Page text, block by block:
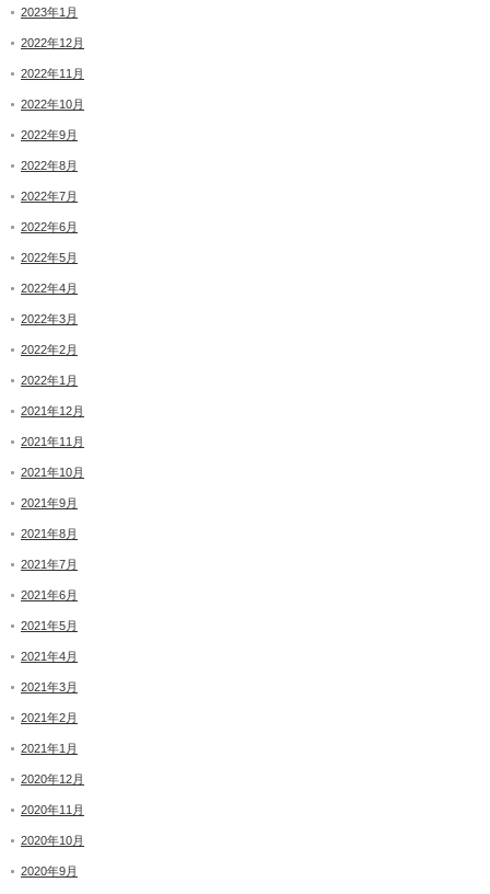
2023年1月
2022年12月
2022年11月
2022年10月
2022年9月
2022年8月
2022年7月
2022年6月
2022年5月
2022年4月
2022年3月
2022年2月
2022年1月
2021年12月
2021年11月
2021年10月
2021年9月
2021年8月
2021年7月
2021年6月
2021年5月
2021年4月
2021年3月
2021年2月
2021年1月
2020年12月
2020年11月
2020年10月
2020年9月